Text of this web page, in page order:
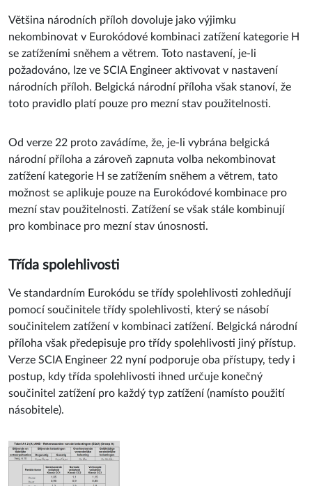
Většina národních příloh dovoluje jako výjimku
nekombinovat v Eurokódové kombinaci zatížení kategorie H
se zatíženími sněhem a větrem. Toto nastavení, je-li
požadováno, lze ve SCIA Engineer aktivovat v nastavení
národních příloh. Belgická národní příloha však stanoví, že
toto pravidlo platí pouze pro mezní stav použitelnosti.
Od verze 22 proto zavádíme, že, je-li vybrána belgická
národní příloha a zároveň zapnuta volba nekombinovat
zatížení kategorie H se zatížením sněhem a větrem, tato
možnost se aplikuje pouze na Eurokódové kombinace pro
mezní stav použitelnosti. Zatížení se však stále kombinují
pro kombinace pro mezní stav únosnosti.
Třída spolehlivosti
Ve standardním Eurokódu se třídy spolehlivosti zohledňují
pomocí součinitele třídy spolehlivosti, který se násobí
součinitelem zatížení v kombinaci zatížení. Belgická národní
příloha však předepisuje pro třídy spolehlivosti jiný přístup.
Verze SCIA Engineer 22 nyní podporuje oba přístupy, tedy i
postup, kdy třída spolehlivosti ihned určuje konečný
součinitel zatížení pro každý typ zatížení (namísto použití
násobitele).